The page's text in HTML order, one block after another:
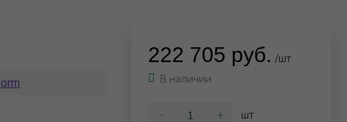
222 705 руб. /шт
В наличии
- + шт